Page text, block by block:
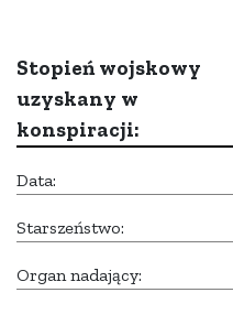
Stopień wojskowy
uzyskany w
konspiracji:
Data:
Starszeństwo:
Organ nadający: